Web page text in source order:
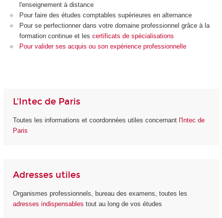
l'enseignement à distance
Pour faire des études comptables supérieures en alternance
Pour se perfectionner dans votre domaine professionnel grâce à la
formation continue et les certificats de spécialisations
Pour valider ses acquis ou son expérience professionnelle
L'Intec de Paris
Toutes les informations et coordonnées utiles concernant l'Intec de
Paris
Adresses utiles
Organismes professionnels, bureau des examens, toutes les
adresses indispensables tout au long de vos études